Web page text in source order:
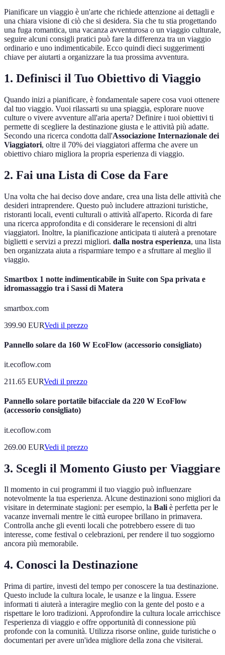
Pianificare un viaggio è un'arte che richiede attenzione ai dettagli e
una chiara visione di ciò che si desidera. Sia che tu stia progettando
una fuga romantica, una vacanza avventurosa o un viaggio culturale,
seguire alcuni consigli pratici può fare la differenza tra un viaggio
ordinario e uno indimenticabile. Ecco quindi dieci suggerimenti
chiave per aiutarti a organizzare la tua prossima avventura.
1. Definisci il Tuo Obiettivo di Viaggio
Quando inizi a pianificare, è fondamentale sapere cosa vuoi ottenere
dal tuo viaggio. Vuoi rilassarti su una spiaggia, esplorare nuove
culture o vivere avventure all'aria aperta? Definire i tuoi obiettivi ti
permette di scegliere la destinazione giusta e le attività più adatte.
Secondo una ricerca condotta dall'Associazione Internazionale dei
Viaggiatori, oltre il 70% dei viaggiatori afferma che avere un
obiettivo chiaro migliora la propria esperienza di viaggio.
2. Fai una Lista di Cose da Fare
Una volta che hai deciso dove andare, crea una lista delle attività che
desideri intraprendere. Questo può includere attrazioni turistiche,
ristoranti locali, eventi culturali o attività all'aperto. Ricorda di fare
una ricerca approfondita e di considerare le recensioni di altri
viaggiatori. Inoltre, la pianificazione anticipata ti aiuterà a prenotare
biglietti e servizi a prezzi migliori. dalla nostra esperienza, una lista
ben organizzata aiuta a risparmiare tempo e a sfruttare al meglio il
viaggio.
Smartbox 1 notte indimenticabile in Suite con Spa privata e
idromassaggio tra i Sassi di Matera
smartbox.com
399.90 EURVedi il prezzo
Pannello solare da 160 W EcoFlow (accessorio consigliato)
it.ecoflow.com
211.65 EURVedi il prezzo
Pannello solare portatile bifacciale da 220 W EcoFlow
(accessorio consigliato)
it.ecoflow.com
269.00 EURVedi il prezzo
3. Scegli il Momento Giusto per Viaggiare
Il momento in cui programmi il tuo viaggio può influenzare
notevolmente la tua esperienza. Alcune destinazioni sono migliori da
visitare in determinate stagioni: per esempio, la Baliè perfetta per le
vacanze invernali mentre le città europee brillano in primavera.
Controlla anche gli eventi locali che potrebbero essere di tuo
interesse, come festival o celebrazioni, per rendere il tuo soggiorno
ancora più memorabile.
4. Conosci la Destinazione
Prima di partire, investi del tempo per conoscere la tua destinazione.
Questo include la cultura locale, le usanze e la lingua. Essere
informati ti aiuterà a interagire meglio con la gente del posto e a
rispettare le loro tradizioni. Approfondire la cultura locale arricchisce
l'esperienza di viaggio e offre opportunità di connessione più
profonde con la comunità. Utilizza risorse online, guide turistiche o
documentari per avere un'idea migliore della zona che visiterai.